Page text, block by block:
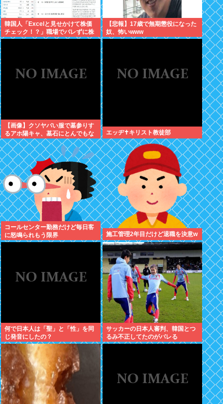
韓国人「Excelと見せかけて株価
チェック！？」職場でバレずに株
取引、巧妙な偽装サイトが話題に
【悲報】17歳で無期懲役になった
奴、怖いwww
【画像】クソヤバい服で墓参りす
るアホ陽キャ、墓石にとんでもな
いものをぶっかける
エッヂ✝️キリスト教徒部
コールセンター勤務だけど毎日客
に怒鳴られもう限界
施工管理2年目だけど退職を決意w
何で日本人は「聖」と「性」を同
じ発音にしたの？
サッカーの日本人審判、韓国とつ
るみ不正してたのがバレる